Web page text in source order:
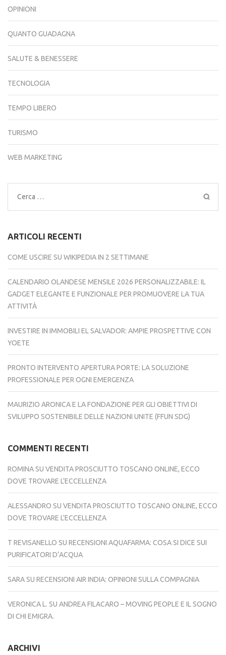
OPINIONI
QUANTO GUADAGNA
SALUTE & BENESSERE
TECNOLOGIA
TEMPO LIBERO
TURISMO
WEB MARKETING
Ricerca
per:
ARTICOLI RECENTI
COME USCIRE SU WIKIPEDIA IN 2 SETTIMANE
CALENDARIO OLANDESE MENSILE 2026 PERSONALIZZABILE: IL
GADGET ELEGANTE E FUNZIONALE PER PROMUOVERE LA TUA
ATTIVITÀ
INVESTIRE IN IMMOBILI EL SALVADOR: AMPIE PROSPETTIVE CON
YOETE
PRONTO INTERVENTO APERTURA PORTE: LA SOLUZIONE
PROFESSIONALE PER OGNI EMERGENZA
MAURIZIO ARONICA E LA FONDAZIONE PER GLI OBIETTIVI DI
SVILUPPO SOSTENIBILE DELLE NAZIONI UNITE (FFUN SDG)
COMMENTI RECENTI
ROMINA SU VENDITA PROSCIUTTO TOSCANO ONLINE, ECCO
DOVE TROVARE L’ECCELLENZA
ALESSANDRO SU VENDITA PROSCIUTTO TOSCANO ONLINE, ECCO
DOVE TROVARE L’ECCELLENZA
T REVISANELLO SU RECENSIONI AQUAFARMA: COSA SI DICE SUI
PURIFICATORI D’ACQUA
SARA SU RECENSIONI AIR INDIA: OPINIONI SULLA COMPAGNIA
VERONICA L. SU ANDREA FILACARO – MOVING PEOPLE E IL SOGNO
DI CHI EMIGRA.
ARCHIVI